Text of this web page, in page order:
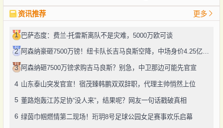
资讯推荐 更多
1 巴萨态度：费兰-托雷斯离队不是灾难，5000万欧可谈
2 阿森纳豪砸7500万镑！纽卡队长吉马良斯空降，中场身价4.25亿欧震了
3 阿森纳砸7500万镑求购吉马良斯？别急，中卫那边可能先官宣
4 山东泰山突发官宣！宿茂臻韩鹏双双辞职，代理主帅悄然上位
5 董路炮轰江苏足协“没人来”，结果呢？网友一句话戳破真相
6 绿茵巾帼燃情第二现场！珩玥8号足球公园女足赛事欢乐启幕